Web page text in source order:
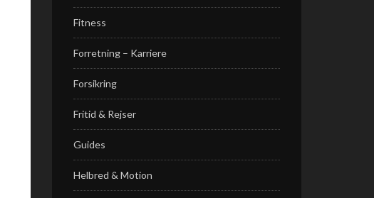
Fitness
Forretning – Karriere
Forsikring
Fritid & Rejser
Guides
Helbred & Motion